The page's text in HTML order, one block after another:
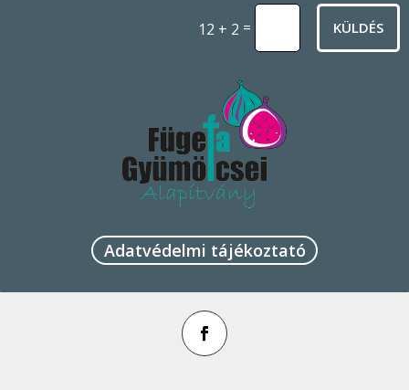
12 + 2 = KÜLDÉS
Adatvédelmi tájékoztató